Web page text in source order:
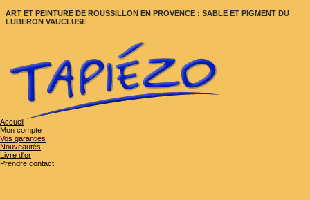
ART ET PEINTURE DE ROUSSILLON EN PROVENCE : SABLE ET PIGMENT DU
LUBERON VAUCLUSE
Accueil
Mon compte
Vos garanties
Nouveautés
Livre d'or
Prendre contact